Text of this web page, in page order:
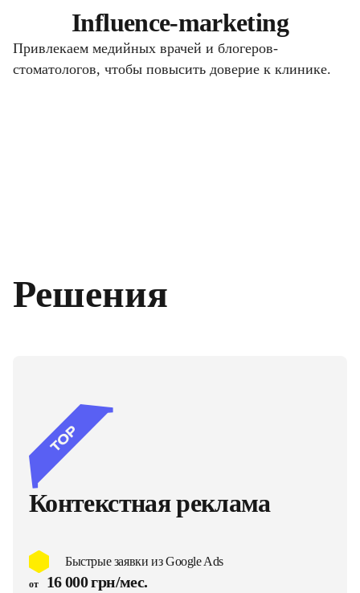
Influence-marketing
Привлекаем медийных врачей и блогеров-
стоматологов, чтобы повысить доверие к клинике.
Решения
Контекстная реклама
Быстрые заявки из Google Ads
от 16 000 грн/мес.